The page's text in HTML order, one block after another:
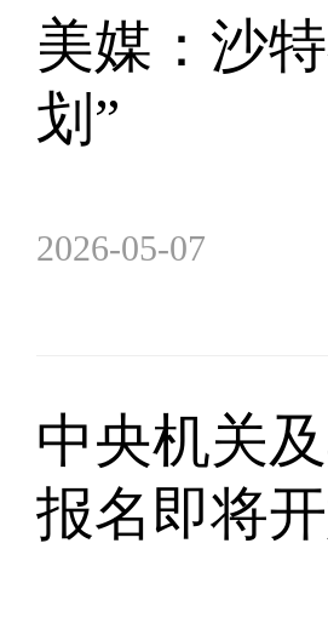
美媒：沙
划”
2026-05-07
中央机关
报名即将